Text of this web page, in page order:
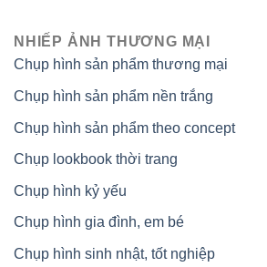
NHIẾP ẢNH THƯƠNG MẠI
Chụp hình sản phẩm thương mại
Chụp hình sản phẩm nền trắng
Chụp hình sản phẩm theo concept
Chụp lookbook thời trang
Chụp hình kỷ yếu
Chụp hình gia đình, em bé
Chụp hình sinh nhật, tốt nghiệp